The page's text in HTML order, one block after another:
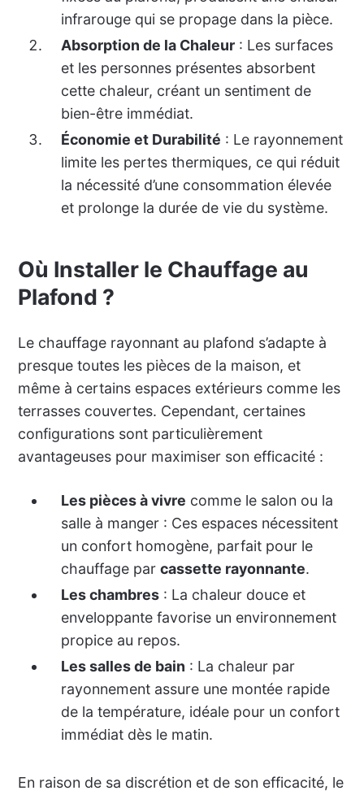
infrarouge qui se propage dans la pièce.
Absorption de la Chaleur: Les surfaces
et les personnes présentes absorbent
cette chaleur, créant un sentiment de
bien-être immédiat.
Économie et Durabilité : Le rayonnement
limite les pertes thermiques, ce qui réduit
la nécessité d’une consommation élevée
et prolonge la durée de vie du système.
Où Installer le Chauffage au
Plafond ?
Le chauffage rayonnant au plafond s’adapte à
presque toutes les pièces de la maison, et
même à certains espaces extérieurs comme les
terrasses couvertes. Cependant, certaines
configurations sont particulièrement
avantageuses pour maximiser son efficacité :
Les pièces à vivre comme le salon ou la
salle à manger : Ces espaces nécessitent
un confort homogène, parfait pour le
chauffage par cassette rayonnante.
Les chambres: La chaleur douce et
enveloppante favorise un environnement
propice au repos.
Les salles de bain : La chaleur par
rayonnement assure une montée rapide
de la température, idéale pour un confort
immédiat dès le matin.
En raison de sa discrétion et de son efficacité, le